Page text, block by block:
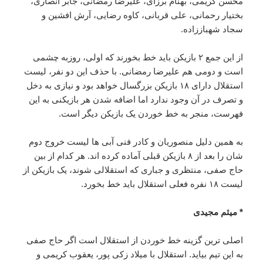
بختیار رحمانی، علی قربانی، کاوه رضایی، آرش افشین و
سجاد شهباززاده.
از این جمع ۲ بازیکن باید خط بخورند که اولی، روزبه چشمی
است و دومی هم علیرضا رمضانی. با حذف این دو نفر، لیست
استقلال دارای ۱۸ بازیکن بزرگسال خواهد بود و نیازی به دخل
و تصرف در آن وجود ندارد اما اضافه شدن هر بازیکنی به این
فهرست، منجر به خط خوردن یک بازیکن دیگر است.
به همین دلیل منصوریان و کادر فنی آبی ها لیست خروج دوم
شان را بعد از ۸ بازیکن قبلی آماده کرده اند. هر کدام از بین
حاج صفی، منتظری و جباری که استقلالی شوند، یک بازیکن از
لیست ۱۸ نفره فعلی استقلال باید خط بخورد.
* میثم مجیدی
اصلی ترین گزینه خط خوردن از استقلال است اگر حاج صفی
به این تیم بیاید. استقلال با میلاد زکی پور، یعقوب کریمی و